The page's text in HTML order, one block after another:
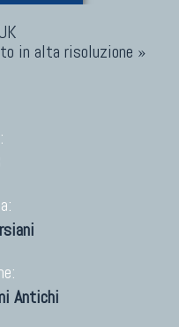
in alta risoluzione »
Antichi